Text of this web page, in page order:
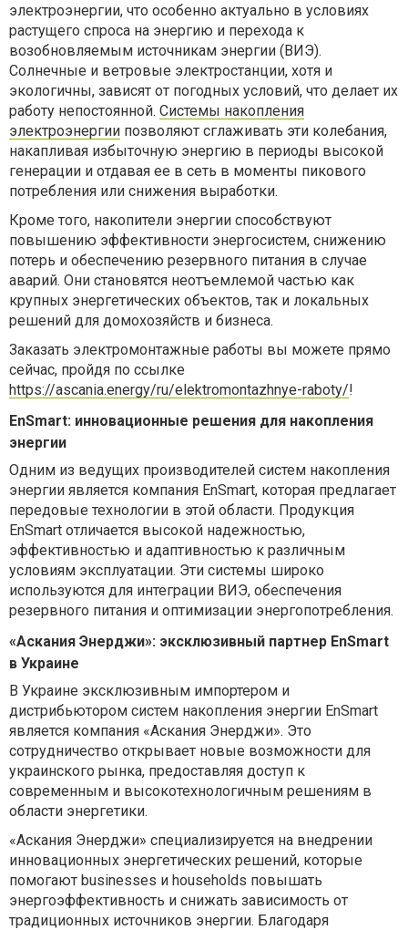
электроэнергии, что особенно актуально в условиях
растущего спроса на энергию и перехода к
возобновляемым источникам энергии (ВИЭ).
Солнечные и ветровые электростанции, хотя и
экологичны, зависят от погодных условий, что делает их
работу непостоянной. Системы накопления
электроэнергии позволяют сглаживать эти колебания,
накапливая избыточную энергию в периоды высокой
генерации и отдавая ее в сеть в моменты пикового
потребления или снижения выработки.
Кроме того, накопители энергии способствуют
повышению эффективности энергосистем, снижению
потерь и обеспечению резервного питания в случае
аварий. Они становятся неотъемлемой частью как
крупных энергетических объектов, так и локальных
решений для домохозяйств и бизнеса.
Заказать электромонтажные работы вы можете прямо
сейчас, пройдя по ссылке
https://ascania.energy/ru/elektromontazhnye-raboty/!
EnSmart: инновационные решения для накопления
энергии
Одним из ведущих производителей систем накопления
энергии является компания EnSmart, которая предлагает
передовые технологии в этой области. Продукция
EnSmart отличается высокой надежностью,
эффективностью и адаптивностью к различным
условиям эксплуатации. Эти системы широко
используются для интеграции ВИЭ, обеспечения
резервного питания и оптимизации энергопотребления.
«Аскания Энерджи»: эксклюзивный партнер EnSmart
в Украине
В Украине эксклюзивным импортером и
дистрибьютором систем накопления энергии EnSmart
является компания «Аскания Энерджи». Это
сотрудничество открывает новые возможности для
украинского рынка, предоставляя доступ к
современным и высокотехнологичным решениям в
области энергетики.
«Аскания Энерджи» специализируется на внедрении
инновационных энергетических решений, которые
помогают businesses и households повышать
энергоэффективность и снижать зависимость от
традиционных источников энергии. Благодаря